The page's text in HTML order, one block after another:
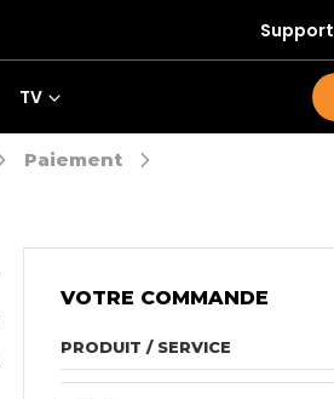
Support
TV
Paiement
VOTRE COMMANDE
PRODUIT / SERVICE